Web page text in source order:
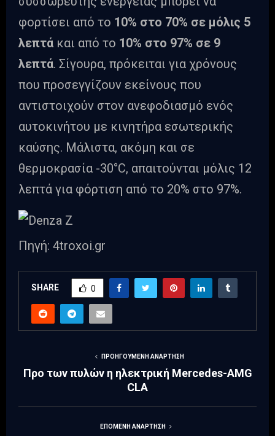
φορτίσει από το 10% στο 70% σε μόλις 5
λεπτά και από το 10% στο 97% σε 9
λεπτά. Σίγουρα, πρόκειται για χρόνους
που προσεγγίζουν εκείνους που
αντιστοιχούν στον ανεφοδιασμό ενός
αυτοκινήτου με κινητήρα εσωτερικής
καύσης. Μάλιστα, ακόμη και σε
θερμοκρασία -30°C, απαιτούνται μόλις 12
λεπτά για φόρτιση από το 20% στο 97%.
Πηγή: 4troxoi.gr
SHARE 0
ΠΡΟΗΓΟΎΜΕΝΗ ΑΝΆΡΤΗΣΗ
Προ των πυλών η ηλεκτρική Mercedes-AMG
CLA
ΕΠΌΜΕΝΗ ΑΝΆΡΤΗΣΗ